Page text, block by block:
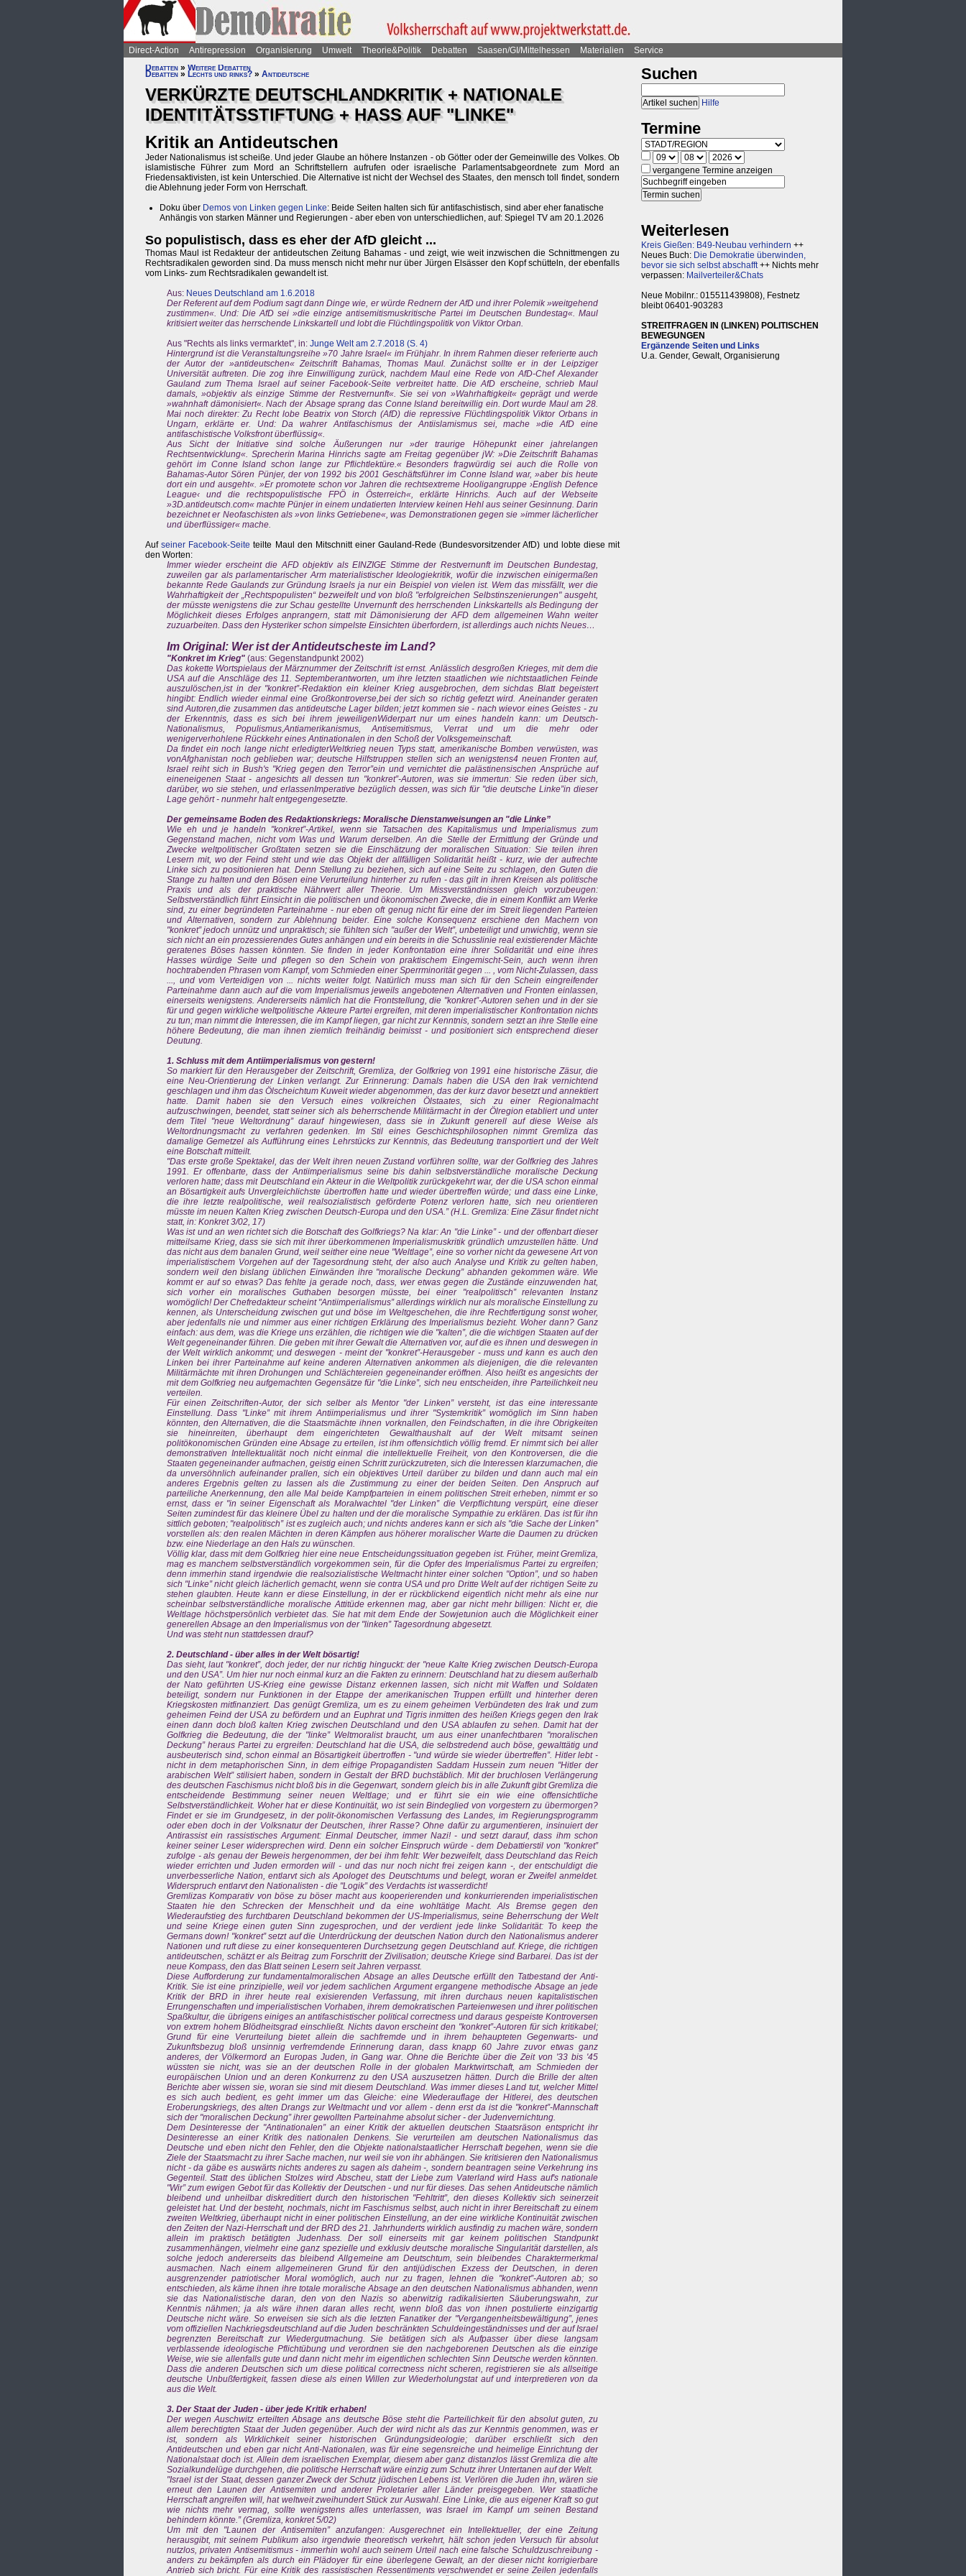
Direct-Action Antirepression Organisierung Umwelt Theorie&Politik Debatten Saasen/GI/Mittelhessen Materialien
Service
Debatten » Weitere Debatten
Debatten » Lechts und rinks? » Antideutsche
VERKÜRZTE DEUTSCHLANDKRITIK + NATIONALE
IDENTITÄTSSTIFTUNG + HASS AUF "LINKE"
Kritik an Antideutschen
Jeder Nationalismus ist scheiße. Und jeder Glaube an höhere Instanzen - ob Götter oder der Gemeinwille des Volkes. Ob
islamistische Führer zum Mord an Schriftstellern aufrufen oder israelische Parlamentsabgeordnete zum Mord an
Friedensaktivisten, ist kein Unterschied. Die Alternative ist nicht der Wechsel des Staates, den mensch toll findet, sondern
die Ablehnung jeder Form von Herrschaft.
Doku über Demos von Linken gegen Linke: Beide Seiten halten sich für antifaschistisch, sind aber eher fanatische
Anhängis von starken Männer und Regierungen - aber eben von unterschiedlichen, auf: Spiegel TV am 20.1.2026
So populistisch, dass es eher der AfD gleicht ...
Thomas Maul ist Redakteur der antideutschen Zeitung Bahamas - und zeigt, wie weit inzwischen die Schnittmengen zu
Rechtsradikalen geworden sind. Da muss mensch nicht mehr nur über Jürgen Elsässer den Kopf schütteln, der ebenfalls
vom Links- zum Rechtsradikalen gewandelt ist.
Aus: Neues Deutschland am 1.6.2018
Der Referent auf dem Podium sagt dann Dinge wie, er würde Rednern der AfD und ihrer Polemik »weitgehend
zustimmen«. Und: Die AfD sei »die einzige antisemitismuskritische Partei im Deutschen Bundestag«. Maul
kritisiert weiter das herrschende Linkskartell und lobt die Flüchtlingspolitik von Viktor Orban.
Aus "Rechts als links vermarktet", in: Junge Welt am 2.7.2018 (S. 4)
Hintergrund ist die Veranstaltungsreihe »70 Jahre Israel« im Frühjahr. In ihrem Rahmen dieser referierte auch
der Autor der »antideutschen« Zeitschrift Bahamas, Thomas Maul. Zunächst sollte er in der Leipziger
Universität auftreten. Die zog ihre Einwilligung zurück, nachdem Maul eine Rede von AfD-Chef Alexander
Gauland zum Thema Israel auf seiner Facebook-Seite verbreitet hatte. Die AfD erscheine, schrieb Maul
damals, »objektiv als einzige Stimme der Restvernunft«. Sie sei von »Wahrhaftigkeit« geprägt und werde
»wahnhaft dämonisiert«. Nach der Absage sprang das Conne Island bereitwillig ein. Dort wurde Maul am 28.
Mai noch direkter: Zu Recht lobe Beatrix von Storch (AfD) die repressive Flüchtlingspolitik Viktor Orbans in
Ungarn, erklärte er. Und: Da wahrer Antifaschismus der Antiislamismus sei, mache »die AfD eine
antifaschistische Volksfront überflüssig«.
Aus Sicht der Initiative sind solche Äußerungen nur »der traurige Höhepunkt einer jahrelangen
Rechtsentwicklung«. Sprecherin Marina Hinrichs sagte am Freitag gegenüber jW: »Die Zeitschrift Bahamas
gehört im Conne Island schon lange zur Pflichtlektüre.« Besonders fragwürdig sei auch die Rolle von
Bahamas-Autor Sören Pünjer, der von 1992 bis 2001 Geschäftsführer im Conne Island war, »aber bis heute
dort ein und ausgeht«. »Er promotete schon vor Jahren die rechtsextreme Hooligangruppe ›English Defence
League‹ und die rechtspopulistische FPÖ in Österreich«, erklärte Hinrichs. Auch auf der Webseite
»3D.antideutsch.com« machte Pünjer in einem undatierten Interview keinen Hehl aus seiner Gesinnung. Darin
bezeichnet er Neofaschisten als »von links Getriebene«, was Demonstrationen gegen sie »immer lächerlicher
und überflüssiger« mache.
Aufseiner Facebook-Seite teilte Maul den Mitschnitt einer Gauland-Rede (Bundesvorsitzender AfD) und lobte diese mit
den Worten:
Immer wieder erscheint die AFD objektiv als EINZIGE Stimme der Restvernunft im Deutschen Bundestag,
zuweilen gar als parlamentarischer Arm materialistischer Ideologiekritik, wofür die inzwischen einigermaßen
bekannte Rede Gaulands zur Gründung Israels ja nur ein Beispiel von vielen ist. Wem das missfällt, wer die
Wahrhaftigkeit der „Rechtspopulisten“ bezweifelt und von bloß "erfolgreichen Selbstinszenierungen" ausgeht,
der müsste wenigstens die zur Schau gestellte Unvernunft des herrschenden Linkskartells als Bedingung der
Möglichkeit dieses Erfolges anprangern, statt mit Dämonisierung der AFD dem allgemeinen Wahn weiter
zuzuarbeiten. Dass den Hysteriker schon simpelste Einsichten überfordern, ist allerdings auch nichts Neues…
Im Original: Wer ist der Antideutscheste im Land?
"Konkret im Krieg" (aus: Gegenstandpunkt 2002)
Das kokette Wortspielaus der Märznummer der Zeitschrift ist ernst. Anlässlich desgroßen Krieges, mit dem die
USA auf die Anschläge des 11. Septemberantworten, um ihre letzten staatlichen wie nichtstaatlichen Feinde
auszulöschen,ist in der "konkret”-Redaktion ein kleiner Krieg ausgebrochen, dem sichdas Blatt begeistert
hingibt: Endlich wieder einmal eine Großkontroverse,bei der sich so richtig gefetzt wird. Aneinander geraten
sind Autoren,die zusammen das antideutsche Lager bilden; jetzt kommen sie - nach wievor eines Geistes - zu
der Erkenntnis, dass es sich bei ihrem jeweiligenWiderpart nur um eines handeln kann: um Deutsch-
Nationalismus, Populismus,Antiamerikanismus, Antisemitismus, Verrat und um die mehr oder
wenigerverhohlene Rückkehr eines Antinationalen in den Schoß der Volksgemeinschaft.
Da findet ein noch lange nicht erledigterWeltkrieg neuen Typs statt, amerikanische Bomben verwüsten, was
vonAfghanistan noch geblieben war; deutsche Hilfstruppen stellen sich an wenigstens4 neuen Fronten auf,
Israel reiht sich in Bush's "Krieg gegen den Terror”ein und vernichtet die palästinensischen Ansprüche auf
eineneigenen Staat - angesichts all dessen tun "konkret”-Autoren, was sie immertun: Sie reden über sich,
darüber, wo sie stehen, und erlassenImperative bezüglich dessen, was sich für "die deutsche Linke”in dieser
Lage gehört - nunmehr halt entgegengesetzte.
Der gemeinsame Boden des Redaktionskriegs: Moralische Dienstanweisungen an "die Linke”
Wie eh und je handeln "konkret”-Artikel, wenn sie Tatsachen des Kapitalismus und Imperialismus zum
Gegenstand machen, nicht vom Was und Warum derselben. An die Stelle der Ermittlung der Gründe und
Zwecke weltpolitischer Großtaten setzen sie die Einschätzung der moralischen Situation: Sie teilen ihren
Lesern mit, wo der Feind steht und wie das Objekt der allfälligen Solidarität heißt - kurz, wie der aufrechte
Linke sich zu positionieren hat. Denn Stellung zu beziehen, sich auf eine Seite zu schlagen, den Guten die
Stange zu halten und den Bösen eine Verurteilung hinterher zu rufen - das gilt in ihren Kreisen als politische
Praxis und als der praktische Nährwert aller Theorie. Um Missverständnissen gleich vorzubeugen:
Selbstverständlich führt Einsicht in die politischen und ökonomischen Zwecke, die in einem Konflikt am Werke
sind, zu einer begründeten Parteinahme - nur eben oft genug nicht für eine der im Streit liegenden Parteien
und Alternativen, sondern zur Ablehnung beider. Eine solche Konsequenz erschiene den Machern von
"konkret” jedoch unnütz und unpraktisch; sie fühlten sich "außer der Welt”, unbeteiligt und unwichtig, wenn sie
sich nicht an ein prozessierendes Gutes anhängen und ein bereits in die Schusslinie real existierender Mächte
geratenes Böses hassen könnten. Sie finden in jeder Konfrontation eine ihrer Solidarität und eine ihres
Hasses würdige Seite und pflegen so den Schein von praktischem Eingemischt-Sein, auch wenn ihren
hochtrabenden Phrasen vom Kampf, vom Schmieden einer Sperrminorität gegen ... , vom Nicht-Zulassen, dass
..., und vom Verteidigen von ... nichts weiter folgt. Natürlich muss man sich für den Schein eingreifender
Parteinahme dann auch auf die vom Imperialismus jeweils angebotenen Alternativen und Fronten einlassen,
einerseits wenigstens. Andererseits nämlich hat die Frontstellung, die "konkret”-Autoren sehen und in der sie
für und gegen wirkliche weltpolitische Akteure Partei ergreifen, mit deren imperialistischer Konfrontation nichts
zu tun; man nimmt die Interessen, die im Kampf liegen, gar nicht zur Kenntnis, sondern setzt an ihre Stelle eine
höhere Bedeutung, die man ihnen ziemlich freihändig beimisst - und positioniert sich entsprechend dieser
Deutung.
1. Schluss mit dem Antiimperialismus von gestern!
So markiert für den Herausgeber der Zeitschrift, Gremliza, der Golfkrieg von 1991 eine historische Zäsur, die
eine Neu-Orientierung der Linken verlangt. Zur Erinnerung: Damals haben die USA den Irak vernichtend
geschlagen und ihm das Ölscheichtum Kuweit wieder abgenommen, das der kurz davor besetzt und annektiert
hatte. Damit haben sie den Versuch eines volkreichen Ölstaates, sich zu einer Regionalmacht
aufzuschwingen, beendet, statt seiner sich als beherrschende Militärmacht in der Ölregion etabliert und unter
dem Titel "neue Weltordnung” darauf hingewiesen, dass sie in Zukunft generell auf diese Weise als
Weltordnungsmacht zu verfahren gedenken. Im Stil eines Geschichtsphilosophen nimmt Gremliza das
damalige Gemetzel als Aufführung eines Lehrstücks zur Kenntnis, das Bedeutung transportiert und der Welt
eine Botschaft mitteilt.
"Das erste große Spektakel, das der Welt ihren neuen Zustand vorführen sollte, war der Golfkrieg des Jahres
1991. Er offenbarte, dass der Antiimperialismus seine bis dahin selbstverständliche moralische Deckung
verloren hatte; dass mit Deutschland ein Akteur in die Weltpolitik zurückgekehrt war, der die USA schon einmal
an Bösartigkeit aufs Unvergleichlichste übertroffen hatte und wieder übertreffen würde; und dass eine Linke,
die ihre letzte realpolitische, weil realsozialistisch geförderte Potenz verloren hatte, sich neu orientieren
müsste im neuen Kalten Krieg zwischen Deutsch-Europa und den USA.” (H.L. Gremliza: Eine Zäsur findet nicht
statt, in: Konkret 3/02, 17)
Was ist und an wen richtet sich die Botschaft des Golfkriegs? Na klar: An "die Linke” - und der offenbart dieser
mitteilsame Krieg, dass sie sich mit ihrer überkommenen Imperialismuskritik gründlich umzustellen hätte. Und
das nicht aus dem banalen Grund, weil seither eine neue "Weltlage”, eine so vorher nicht da gewesene Art von
imperialistischem Vorgehen auf der Tagesordnung steht, der also auch Analyse und Kritik zu gelten haben,
sondern weil den bislang üblichen Einwänden ihre "moralische Deckung” abhanden gekommen wäre. Wie
kommt er auf so etwas? Das fehlte ja gerade noch, dass, wer etwas gegen die Zustände einzuwenden hat,
sich vorher ein moralisches Guthaben besorgen müsste, bei einer "realpolitisch” relevanten Instanz
womöglich! Der Chefredakteur scheint "Antiimperialismus” allerdings wirklich nur als moralische Einstellung zu
kennen, als Unterscheidung zwischen gut und böse im Weltgeschehen, die ihre Rechtfertigung sonst woher,
aber jedenfalls nie und nimmer aus einer richtigen Erklärung des Imperialismus bezieht. Woher dann? Ganz
einfach: aus dem, was die Kriege uns erzählen, die richtigen wie die "kalten”, die die wichtigen Staaten auf der
Welt gegeneinander führen. Die geben mit ihrer Gewalt die Alternativen vor, auf die es ihnen und deswegen in
der Welt wirklich ankommt; und deswegen - meint der "konkret”-Herausgeber - muss und kann es auch den
Linken bei ihrer Parteinahme auf keine anderen Alternativen ankommen als diejenigen, die die relevanten
Militärmächte mit ihren Drohungen und Schlächtereien gegeneinander eröffnen. Also heißt es angesichts der
mit dem Golfkrieg neu aufgemachten Gegensätze für "die Linke”, sich neu entscheiden, ihre Parteilichkeit neu
verteilen.
Für einen Zeitschriften-Autor, der sich selber als Mentor "der Linken” versteht, ist das eine interessante
Einstellung. Dass "Linke” mit ihrem Antiimperialismus und ihrer "Systemkritik” womöglich im Sinn haben
könnten, den Alternativen, die die Staatsmächte ihnen vorknallen, den Feindschaften, in die ihre Obrigkeiten
sie hineinreiten, überhaupt dem eingerichteten Gewalthaushalt auf der Welt mitsamt seinen
politökonomischen Gründen eine Absage zu erteilen, ist ihm offensichtlich völlig fremd. Er nimmt sich bei aller
demonstrativen Intellektualität noch nicht einmal die intellektuelle Freiheit, von den Kontroversen, die die
Staaten gegeneinander aufmachen, geistig einen Schritt zurückzutreten, sich die Interessen klarzumachen, die
da unversöhnlich aufeinander prallen, sich ein objektives Urteil darüber zu bilden und dann auch mal ein
anderes Ergebnis gelten zu lassen als die Zustimmung zu einer der beiden Seiten. Den Anspruch auf
parteiliche Anerkennung, den alle Mal beide Kampfparteien in einem politischen Streit erheben, nimmt er so
ernst, dass er "in seiner Eigenschaft als Moralwachtel "der Linken” die Verpflichtung verspürt, eine dieser
Seiten zumindest für das kleinere Übel zu halten und der die moralische Sympathie zu erklären. Das ist für ihn
sittlich geboten; "realpolitisch” ist es zugleich auch; und nichts anderes kann er sich als "die Sache der Linken”
vorstellen als: den realen Mächten in deren Kämpfen aus höherer moralischer Warte die Daumen zu drücken
bzw. eine Niederlage an den Hals zu wünschen.
Völlig klar, dass mit dem Golfkrieg hier eine neue Entscheidungssituation gegeben ist. Früher, meint Gremliza,
mag es manchem selbstverständlich vorgekommen sein, für die Opfer des Imperialismus Partei zu ergreifen;
denn immerhin stand irgendwie die realsozialistische Weltmacht hinter einer solchen "Option”, und so haben
sich "Linke” nicht gleich lächerlich gemacht, wenn sie contra USA und pro Dritte Welt auf der richtigen Seite zu
stehen glaubten. Heute kann er diese Einstellung, in der er rückblickend eigentlich nicht mehr als eine nur
scheinbar selbstverständliche moralische Attitüde erkennen mag, aber gar nicht mehr billigen: Nicht er, die
Weltlage höchstpersönlich verbietet das. Sie hat mit dem Ende der Sowjetunion auch die Möglichkeit einer
generellen Absage an den Imperialismus von der "linken” Tagesordnung abgesetzt.
Und was steht nun stattdessen drauf?
2. Deutschland - über alles in der Welt bösartig!
Das sieht, laut "konkret”, doch jeder, der nur richtig hinguckt: der "neue Kalte Krieg zwischen Deutsch-Europa
und den USA”. Um hier nur noch einmal kurz an die Fakten zu erinnern: Deutschland hat zu diesem außerhalb
der Nato geführten US-Krieg eine gewisse Distanz erkennen lassen, sich nicht mit Waffen und Soldaten
beteiligt, sondern nur Funktionen in der Etappe der amerikanischen Truppen erfüllt und hinterher deren
Kriegskosten mitfinanziert. Das genügt Gremliza, um es zu einem geheimen Verbündeten des Irak und zum
geheimen Feind der USA zu befördern und an Euphrat und Tigris inmitten des heißen Kriegs gegen den Irak
einen dann doch bloß kalten Krieg zwischen Deutschland und den USA ablaufen zu sehen. Damit hat der
Golfkrieg die Bedeutung, die der "linke” Weltmoralist braucht, um aus einer unanfechtbaren "moralischen
Deckung” heraus Partei zu ergreifen: Deutschland hat die USA, die selbstredend auch böse, gewalttätig und
ausbeuterisch sind, schon einmal an Bösartigkeit übertroffen - "und würde sie wieder übertreffen”. Hitler lebt -
nicht in dem metaphorischen Sinn, in dem eifrige Propagandisten Saddam Hussein zum neuen "Hitler der
arabischen Welt” stilisiert haben, sondern in Gestalt der BRD buchstäblich. Mit der bruchlosen Verlängerung
des deutschen Faschismus nicht bloß bis in die Gegenwart, sondern gleich bis in alle Zukunft gibt Gremliza die
entscheidende Bestimmung seiner neuen Weltlage; und er führt sie ein wie eine offensichtliche
Selbstverständlichkeit. Woher hat er diese Kontinuität, wo ist sein Bindeglied von vorgestern zu übermorgen?
Findet er sie im Grundgesetz, in der polit-ökonomischen Verfassung des Landes, im Regierungsprogramm
oder eben doch in der Volksnatur der Deutschen, ihrer Rasse? Ohne dafür zu argumentieren, insinuiert der
Antirassist ein rassistisches Argument: Einmal Deutscher, immer Nazi! - und setzt darauf, dass ihm schon
keiner seiner Leser widersprechen wird. Denn ein solcher Einspruch würde - dem Debattierstil von "konkret”
zufolge - als genau der Beweis hergenommen, der bei ihm fehlt: Wer bezweifelt, dass Deutschland das Reich
wieder errichten und Juden ermorden will - und das nur noch nicht frei zeigen kann -, der entschuldigt die
unverbesserliche Nation, entlarvt sich als Apologet des Deutschtums und belegt, woran er Zweifel anmeldet.
Widerspruch entlarvt den Nationalisten - die "Logik” des Verdachts ist wasserdicht!
Gremlizas Komparativ von böse zu böser macht aus kooperierenden und konkurrierenden imperialistischen
Staaten hie den Schrecken der Menschheit und da eine wohltätige Macht. Als Bremse gegen den
Wiederaufstieg des furchtbaren Deutschland bekommen der US-Imperialismus, seine Beherrschung der Welt
und seine Kriege einen guten Sinn zugesprochen, und der verdient jede linke Solidarität: To keep the
Germans down! "konkret” setzt auf die Unterdrückung der deutschen Nation durch den Nationalismus anderer
Nationen und ruft diese zu einer konsequenteren Durchsetzung gegen Deutschland auf. Kriege, die richtigen
antideutschen, schätzt er als Beitrag zum Forschritt der Zivilisation; deutsche Kriege sind Barbarei. Das ist der
neue Kompass, den das Blatt seinen Lesern seit Jahren verpasst.
Diese Aufforderung zur fundamentalmoralischen Absage an alles Deutsche erfüllt den Tatbestand der Anti-
Kritik. Sie ist eine prinzipielle, weil vor jedem sachlichen Argument ergangene methodische Absage an jede
Kritik der BRD in ihrer heute real exisierenden Verfassung, mit ihren durchaus neuen kapitalistischen
Errungenschaften und imperialistischen Vorhaben, ihrem demokratischen Parteienwesen und ihrer politischen
Spaßkultur, die übrigens einiges an antifaschistischer political correctness und daraus gespeiste Kontroversen
von extrem hohem Blödheitsgrad einschließt. Nichts davon erscheint den "konkret”-Autoren für sich kritikabel;
Grund für eine Verurteilung bietet allein die sachfremde und in ihrem behaupteten Gegenwarts- und
Zukunftsbezug bloß unsinnig verfremdende Erinnerung daran, dass knapp 60 Jahre zuvor etwas ganz
anderes, der Völkermord an Europas Juden, in Gang war. Ohne die Berichte über die Zeit von '33 bis '45
wüssten sie nicht, was sie an der deutschen Rolle in der globalen Marktwirtschaft, am Schmieden der
europäischen Union und an deren Konkurrenz zu den USA auszusetzen hätten. Durch die Brille der alten
Berichte aber wissen sie, woran sie sind mit diesem Deutschland. Was immer dieses Land tut, welcher Mittel
es sich auch bedient, es geht immer um das Gleiche: eine Wiederauflage der Hitlerei, des deutschen
Eroberungskriegs, des alten Drangs zur Weltmacht und vor allem - denn erst da ist die "konkret”-Mannschaft
sich der "moralischen Deckung” ihrer gewollten Parteinahme absolut sicher - der Judenvernichtung.
Dem Desinteresse der "Antinationalen” an einer Kritik der aktuellen deutschen Staatsräson entspricht ihr
Desinteresse an einer Kritik des nationalen Denkens. Sie verurteilen am deutschen Nationalismus das
Deutsche und eben nicht den Fehler, den die Objekte nationalstaatlicher Herrschaft begehen, wenn sie die
Ziele der Staatsmacht zu ihrer Sache machen, nur weil sie von ihr abhängen. Sie kritisieren den Nationalismus
nicht - da gäbe es auswärts nichts anderes zu sagen als daheim -, sondern beantragen seine Verkehrung ins
Gegenteil. Statt des üblichen Stolzes wird Abscheu, statt der Liebe zum Vaterland wird Hass auf's nationale
"Wir” zum ewigen Gebot für das Kollektiv der Deutschen - und nur für dieses. Das sehen Antideutsche nämlich
bleibend und unheilbar diskreditiert durch den historischen "Fehltritt”, den dieses Kollektiv sich seinerzeit
geleistet hat. Und der besteht, nochmals, nicht im Faschismus selbst, auch nicht in ihrer Bereitschaft zu einem
zweiten Weltkrieg, überhaupt nicht in einer politischen Einstellung, an der eine wirkliche Kontinuität zwischen
den Zeiten der Nazi-Herrschaft und der BRD des 21. Jahrhunderts wirklich ausfindig zu machen wäre, sondern
allein im praktisch betätigten Judenhass. Der soll einerseits mit gar keinem politischen Standpunkt
zusammenhängen, vielmehr eine ganz spezielle und exklusiv deutsche moralische Singularität darstellen, als
solche jedoch andererseits das bleibend Allgemeine am Deutschtum, sein bleibendes Charaktermerkmal
ausmachen. Nach einem allgemeineren Grund für den antijüdischen Exzess der Deutschen, in deren
ausgrenzender patriotischer Moral womöglich, auch nur zu fragen, lehnen die "konkret”-Autoren ab; so
entschieden, als käme ihnen ihre totale moralische Absage an den deutschen Nationalismus abhanden, wenn
sie das Nationalistische daran, den von den Nazis so aberwitzig radikalisierten Säuberungswahn, zur
Kenntnis nähmen; ja als wäre ihnen daran alles recht, wenn bloß das von ihnen postulierte einzigartig
Deutsche nicht wäre. So erweisen sie sich als die letzten Fanatiker der "Vergangenheitsbewältigung”, jenes
vom offiziellen Nachkriegsdeutschland auf die Juden beschränkten Schuldeingeständnisses und der auf Israel
begrenzten Bereitschaft zur Wiedergutmachung. Sie betätigen sich als Aufpasser über diese langsam
verblassende ideologische Pflichtübung und verordnen sie den nachgeborenen Deutschen als die einzige
Weise, wie sie allenfalls gute und dann nicht mehr im eigentlichen schlechten Sinn Deutsche werden könnten.
Dass die anderen Deutschen sich um diese political correctness nicht scheren, registrieren sie als allseitige
deutsche Unbußfertigkeit, fassen diese als einen Willen zur Wiederholungstat auf und interpretieren von da
aus die Welt.
3. Der Staat der Juden - über jede Kritik erhaben!
Der wegen Auschwitz erteilten Absage ans deutsche Böse steht die Parteilichkeit für den absolut guten, zu
allem berechtigten Staat der Juden gegenüber. Auch der wird nicht als das zur Kenntnis genommen, was er
ist, sondern als Wirklichkeit seiner historischen Gründungsideologie; darüber erschließt sich den
Antideutschen und eben gar nicht Anti-Nationalen, was für eine segensreiche und heimelige Einrichtung der
Nationalstaat doch ist. Allein dem israelischen Exemplar, diesem aber ganz distanzlos lässt Gremliza die alte
Sozialkundelüge durchgehen, die politische Herrschaft wäre einzig zum Schutz ihrer Untertanen auf der Welt.
"Israel ist der Staat, dessen ganzer Zweck der Schutz jüdischen Lebens ist. Verlören die Juden ihn, wären sie
erneut den Launen der Antisemiten und anderer Proletarier aller Länder preisgegeben. Wer staatliche
Herrschaft angreifen will, hat weltweit zweihundert Stück zur Auswahl. Eine Linke, die aus eigener Kraft so gut
wie nichts mehr vermag, sollte wenigstens alles unterlassen, was Israel im Kampf um seinen Bestand
behindern könnte.” (Gremliza, konkret 5/02)
Um mit den "Launen der Antisemiten” anzufangen: Ausgerechnet ein Intellektueller, der eine Zeitung
herausgibt, mit seinem Publikum also irgendwie theoretisch verkehrt, hält schon jeden Versuch für absolut
nutzlos, privaten Antisemitismus - immerhin wohl auch seinem Urteil nach eine falsche Schuldzuschreibung -
anders zu bekämpfen als durch ein Plädoyer für eine überlegene Gewalt, an der dieser nicht korrigierbare
Antrieb sich bricht. Für eine Kritik des rassistischen Ressentiments verschwendet er seine Zeilen jedenfalls
Suchen
Hilfe
Termine
vergangene Termine anzeigen
Weiterlesen
Kreis Gießen: B49-Neubau verhindern ++
Neues Buch: Die Demokratie überwinden,
bevor sie sich selbst abschafft++ Nichts mehr
verpassen: Mailverteiler&Chats
Neue Mobilnr.: 015511439808), Festnetz
bleibt 06401-903283
STREITFRAGEN IN (LINKEN) POLITISCHEN
BEWEGUNGEN
Ergänzende Seiten und Links
U.a. Gender, Gewalt, Organisierung